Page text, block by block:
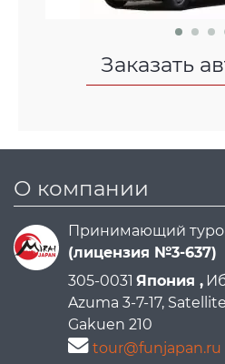
Заказать
О компании
Принимающий
(лицензия №3-637)
305-0031 Япония ,
Azuma 3-7-17,
Gakuen 210
tour@funjapan.ru